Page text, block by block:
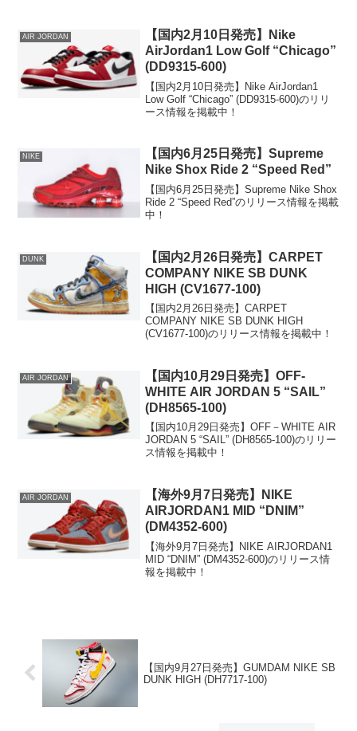
AIR JORDAN
【国内2月10日発売】Nike
AirJordan1 Low Golf “Chicago”
(DD9315-600)
【国内2月10日発売】Nike AirJordan1
Low Golf “Chicago” (DD9315-600)のリリ
ース情報を掲載中！
NIKE
【国内6月25日発売】Supreme
Nike Shox Ride 2 “Speed Red”
【国内6月25日発売】Supreme Nike Shox
Ride 2 “Speed Red”のリリース情報を掲載
中！
DUNK
【国内2月26日発売】CARPET
COMPANY NIKE SB DUNK
HIGH (CV1677-100)
【国内2月26日発売】CARPET
COMPANY NIKE SB DUNK HIGH
(CV1677-100)のリリース情報を掲載中！
AIR JORDAN
【国内10月29日発売】OFF-
WHITE AIR JORDAN 5 “SAIL”
(DH8565-100)
【国内10月29日発売】OFF－WHITE AIR
JORDAN 5 “SAIL” (DH8565-100)のリリー
ス情報を掲載中！
AIR JORDAN
【海外9月7日発売】NIKE
AIRJORDAN1 MID “DNIM”
(DM4352-600)
【海外9月7日発売】NIKE AIRJORDAN1
MID “DNIM” (DM4352-600)のリリース情
報を掲載中！
【国内9月27日発売】GUMDAM NIKE SB
DUNK HIGH (DH7717-100)